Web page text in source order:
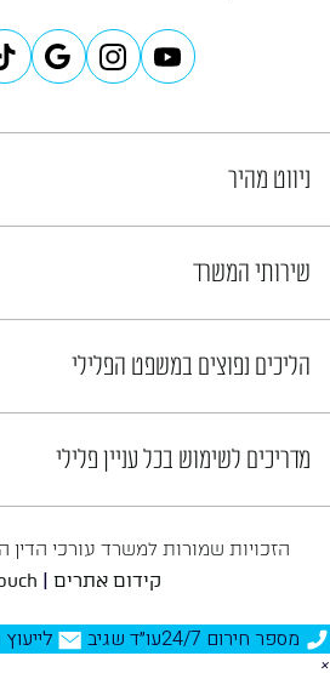
ניווט מהיר
שירותי המשרד
הליכים נפוצים במשפט הפלילי
מדריכים לשימוש בכל עניין פלילי
הזכויות שמורות למשרד עורכי הדין
קידום אתרים |
מספר חירום 24/7 עו״ד שגיב
×